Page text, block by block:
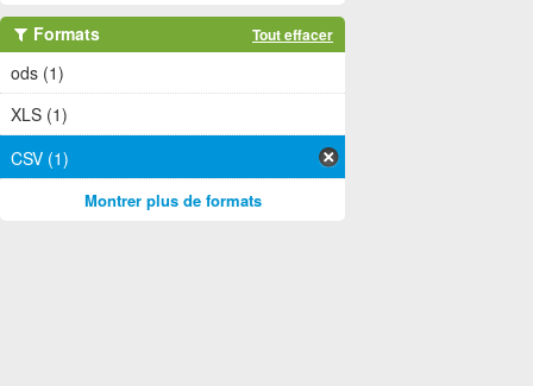
Formats Tout effacer
ods (1)
XLS (1)
CSV (1)
Montrer plus de formats